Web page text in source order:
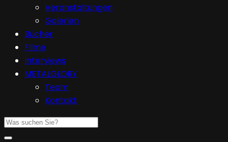
Veranstaltungen
Galerien
Bücher
Filme
Interviews
METALGLORY
Team
Kontakt